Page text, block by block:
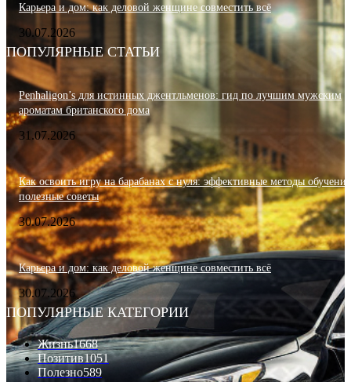
Карьера и дом: как деловой женщине совместить всё
30.07.2026
ПОПУЛЯРНЫЕ СТАТЬИ
Penhaligon’s для истинных джентльменов: гид по лучшим мужским
ароматам британского дома
31.07.2026
Как освоить игру на барабанах с нуля: эффективные методы
полезные советы
30.07.2026
Карьера и дом: как деловой женщине совместить всё
30.07.2026
ПОПУЛЯРНЫЕ КАТЕГОРИИ
Жизнь1668
Позитив1051
Полезно589